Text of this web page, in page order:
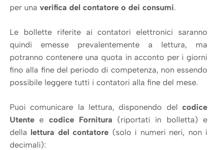
per una verifica del contatore o dei consumi.
Le bollette riferite ai contatori elettronici saranno
quindi emesse prevalentemente a lettura, ma
potranno contenere una quota in acconto per i giorni
fino alla fine del periodo di competenza, non essendo
possibile leggere tutti i contatori alla fine del mese.
Puoi comunicare la lettura, disponendo del codice
Utente e codice Fornitura (riportati in bolletta) e
della lettura del contatore (solo i numeri neri, non i
decimali):